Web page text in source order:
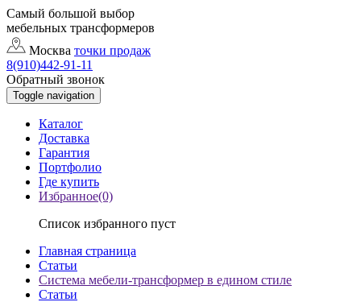
Самый большой выбор
мебельных трансформеров
Москва точки продаж
8(910)442-91-11
Обратный звонок
Toggle navigation
Каталог
Доставка
Гарантия
Портфолио
Где купить
Избранное(0)
Список избранного пуст
Главная страница
Статьи
Система мебели-трансформер в едином стиле
Статьи